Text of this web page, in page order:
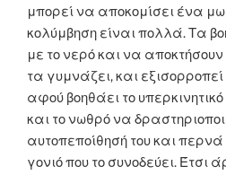
μπορεί να αποκομίσει ένα
κολύμβηση είναι πολλά. Τα
με το νερό και να
τα γυμνάζει, και
αφού βοηθάει το
και το νωθρό να
αυτοπεποίθησή του και περνά
γονιό που το συνοδεύει.